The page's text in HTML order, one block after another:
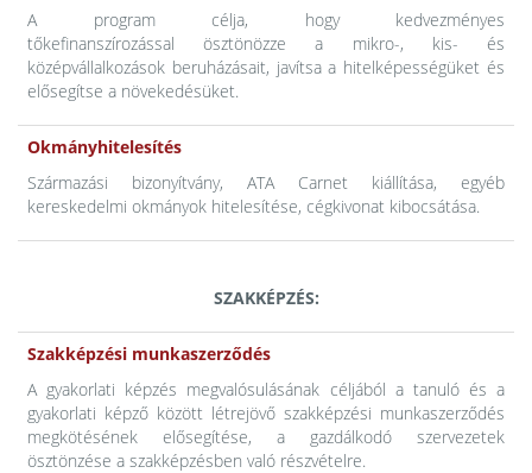
A program célja, hogy kedvezményes
tőkefinanszírozással ösztönözze a mikro-, kis- és
középvállalkozások beruházásait, javítsa a hitelképességüket és
elősegítse a növekedésüket.
Okmányhitelesítés
Származási bizonyítvány, ATA Carnet kiállítása, egyéb
kereskedelmi okmányok hitelesítése, cégkivonat kibocsátása.
SZAKKÉPZÉS:
Szakképzési munkaszerződés
A gyakorlati képzés megvalósulásának céljából a tanuló és a
gyakorlati képző között létrejövő szakképzési munkaszerződés
megkötésének elősegítése, a gazdálkodó szervezetek
ösztönzése a szakképzésben való részvételre.